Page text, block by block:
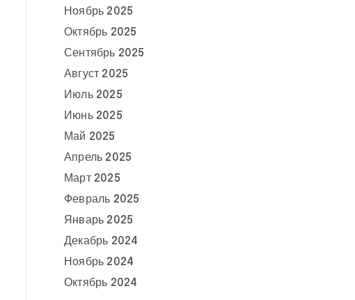
Ноябрь 2025
Октябрь 2025
Сентябрь 2025
Август 2025
Июль 2025
Июнь 2025
Май 2025
Апрель 2025
Март 2025
Февраль 2025
Январь 2025
Декабрь 2024
Ноябрь 2024
Октябрь 2024